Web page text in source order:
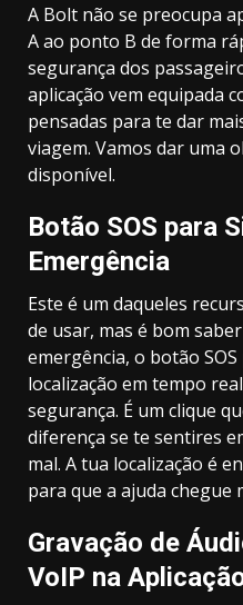
A Bolt não se preocupa
A ao ponto B de forma
segurança dos
aplicação vem equipada
pensadas para te dar
viagem. Vamos dar uma
disponível.
Botão SOS para
Emergência
Este é um daqueles
de usar, mas é bom
emergência, o botão
localização em tempo
segurança. É um clique
diferença se te sentires
mal. A tua localização é
para que a ajuda chegue
Gravação de
VoIP na